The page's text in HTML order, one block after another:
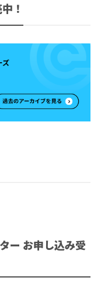
！
ー お申し込み受